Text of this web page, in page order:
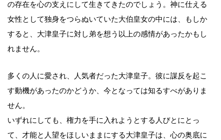
の存在を心の支えにして生きてきたのでしょう。神に仕える
女性として独身をつらぬいていた大伯皇女の中には、もしか
すると、大津皇子に対し弟を想う以上の感情があったかもし
れません。
多くの人に愛され、人気者だった大津皇子。彼に謀反を起こ
す動機があったのかどうか、今となっては知るすべがありま
せん。
いずれにしても、権力を手に入れようとする人びとにとっ
て、才能と人望をほしいままにする大津皇子は、心の奥底に